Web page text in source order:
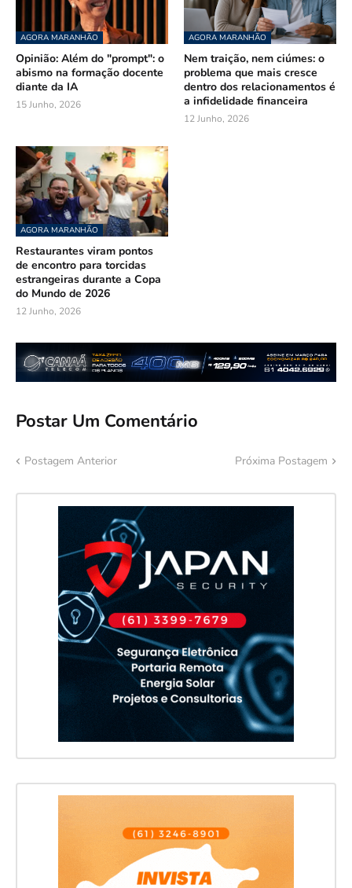
AGORA MARANHÃO
Opinião: Além do "prompt": o
abismo na formação docente
diante da IA
15 Junho, 2026
AGORA MARANHÃO
Nem traição, nem ciúmes: o
problema que mais cresce
dentro dos relacionamentos é
a infidelidade financeira
12 Junho, 2026
AGORA MARANHÃO
Restaurantes viram pontos
de encontro para torcidas
estrangeiras durante a Copa
do Mundo de 2026
12 Junho, 2026
Postar Um Comentário
Postagem Anterior Próxima Postagem